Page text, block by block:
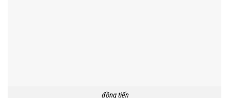
đồng tiến